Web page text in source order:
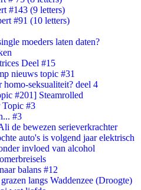
#143 (9 letters)
#91 (10 letters)
moeders laten daten?
Deel #15
nieuws topic #31
seksualiteit? deel 4
#201] Steamrolled
Topic #3
#3
de bewezen serieverkrachter
auto's is volgend jaar elektrisch
invloed van alcohol
balans #12
langs Waddenzee (Droogte)